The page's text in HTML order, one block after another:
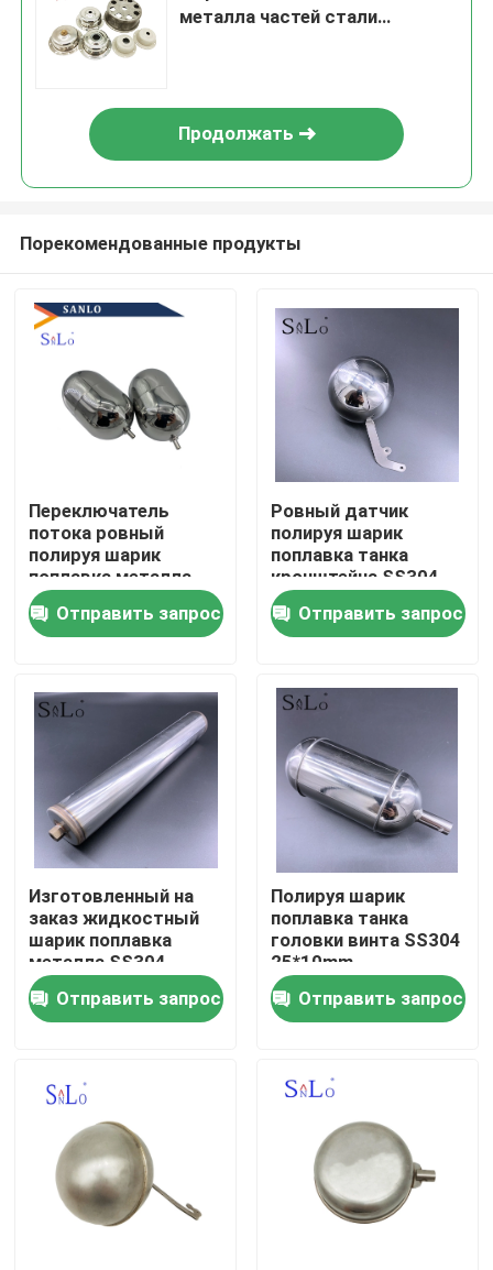
Дом
Продукты
Путешествие фабрики
Проверка качества
Свяжитесь мы
Company News
Магнитный шарик поплавка
металла частей стали
Продолжать
Порекомендованные продукты
Переключатель
потока ровный
полируя шарик
поплавка металла
316L
Отправить запрос
Ровный датчик
полируя шарик
поплавка танка
кронштейна SS304
60mm
Отправить запрос
Изготовленный на
заказ жидкостный
шарик поплавка
металла SS304
ровного датчика
18/8Отправить запрос
Полируя шарик
поплавка танка
головки винта SS304
25*10mm
Отправить запрос